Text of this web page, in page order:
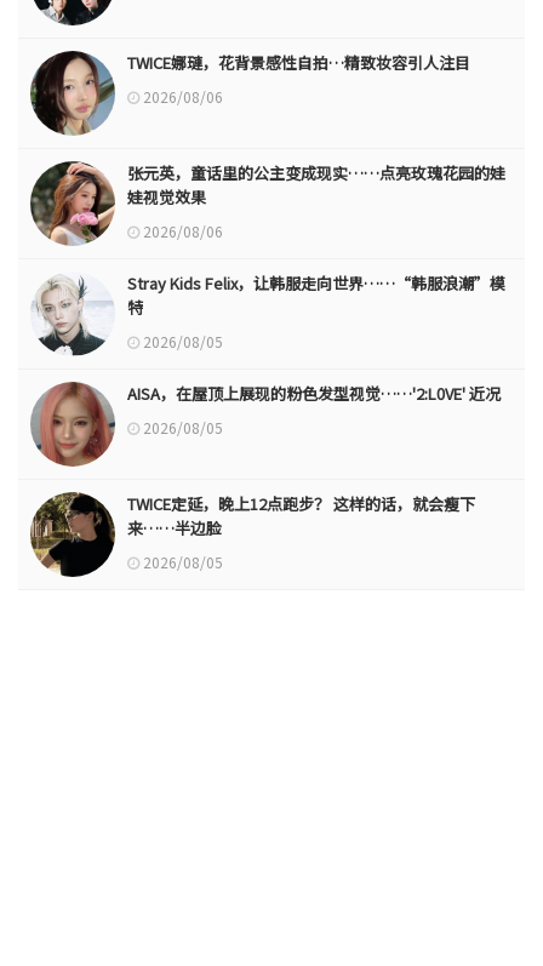
TWICE娜璉，花背景感性自拍…精致妆容引人注目
2026/08/06
张元英，童话里的公主变成现实……点亮玫瑰花园的娃
娃视觉效果
2026/08/06
Stray Kids Felix，让韩服走向世界……“韩服浪潮”模
特
2026/08/05
AISA，在屋顶上展现的粉色发型视觉……'2:L0VE' 近况
2026/08/05
TWICE定延，晚上12点跑步？ 这样的话，就会瘦下
来……半边脸
2026/08/05